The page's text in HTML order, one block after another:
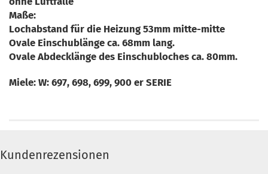
Maße:
Lochabstand für die Heizung 53mm mitte-mitte
Ovale Einschublänge ca. 68mm lang.
Ovale Abdecklänge des Einschubloches ca. 80mm.
Miele: W: 697, 698, 699, 900 er SERIE
Kundenrezensionen